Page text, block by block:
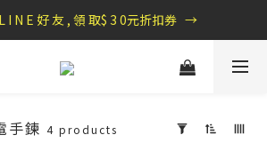
折100，滿2000贈『自粘式多功能包巾』
I N E 好 友 , 領 取$ 3 0元折扣券   →
折100，滿2000贈『自粘式多功能包巾』
手鍊 4 products